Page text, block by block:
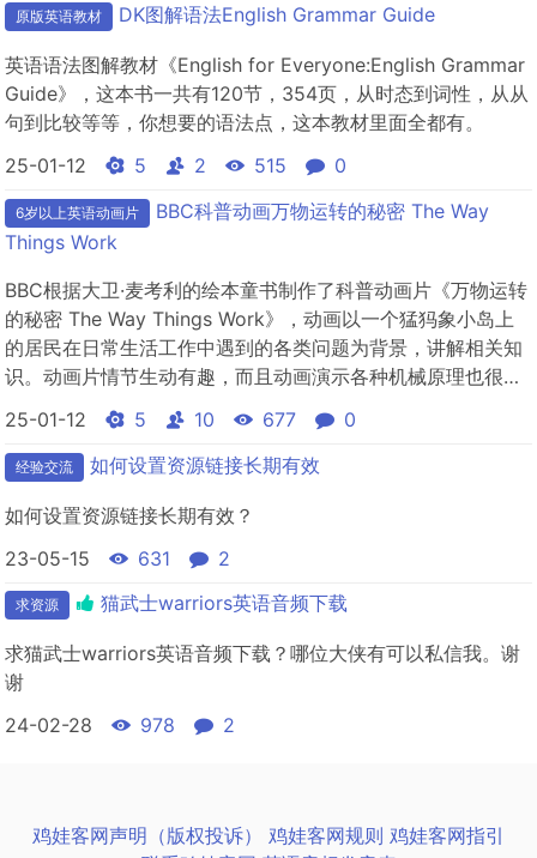
原版英语教材 DK图解语法English Grammar Guide
英语语法图解教材《English for Everyone:English Grammar
Guide》，这本书一共有120节，354页，从时态到词性，从从
句到比较等等，你想要的语法点，这本教材里面全都有。
25-01-12
5 2 515 0
6岁以上英语动画片
BBC科普动画万物运转的秘密 The Way
Things Work
BBC根据大卫·麦考利的绘本童书制作了科普动画片《万物运转
的秘密 The Way Things Work》，动画以一个猛犸象小岛上
的居民在日常生活工作中遇到的各类问题为背景，讲解相关知
识。动画片情节生动有趣，而且动画演示各种机械原理也很形
象，是一部很不错的科普动画片。动画共26集，每集时长13分
钟，故事情节很紧凑，适合6-10岁的有一定英语听力基础的儿
童观看。
25-01-12 5 10 677 0
经验交流 如何设置资源链接长期有效
如何设置资源链接长期有效？
23-05-15
631 2
求资源 猫武士warriors英语音频下载
求猫武士warriors英语音频下载？哪位大侠有可以私信我。谢
谢
24-02-28
978 2
鸡娃客网声明（版权投诉） 鸡娃客网规则 鸡娃客网指引